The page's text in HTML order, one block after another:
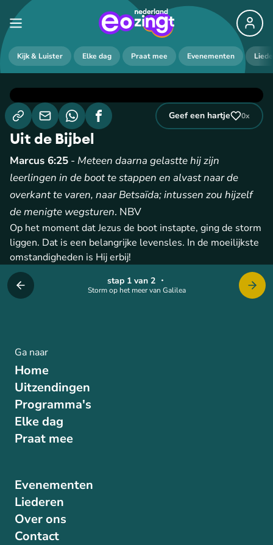
Kijk & Luister Elke dag Praat mee Evenementen
Storm op het meer van Galilea
stap 1 van 2・
Geef een hartje 0x
Uit de Bijbel
Marcus 6:25 - Meteen daarna gelastte hij zijn
leerlingen in de boot te stappen en alvast naar de
overkant te varen, naar Betsaïda; intussen zou hijzelf
de menigte wegsturen. NBV
Op het moment dat Jezus de boot instapte, ging de storm
liggen. Dat is een belangrijke levensles. In de moeilijkste
omstandigheden is Hij erbij!
Ga naar
Home
Uitzendingen
Programma's
Elke dag
Praat mee
Evenementen
Liederen
Over ons
Contact